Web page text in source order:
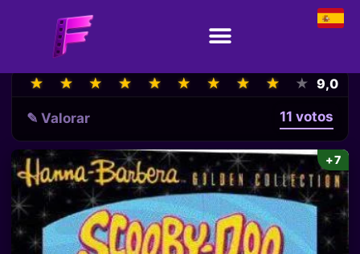
★
★ ★
★ ★
★ ★
★ ★
★ ★
★ ★
★ ★
★ ★
★ ★
★ 9,0
✎ Valorar 11 votos
+7